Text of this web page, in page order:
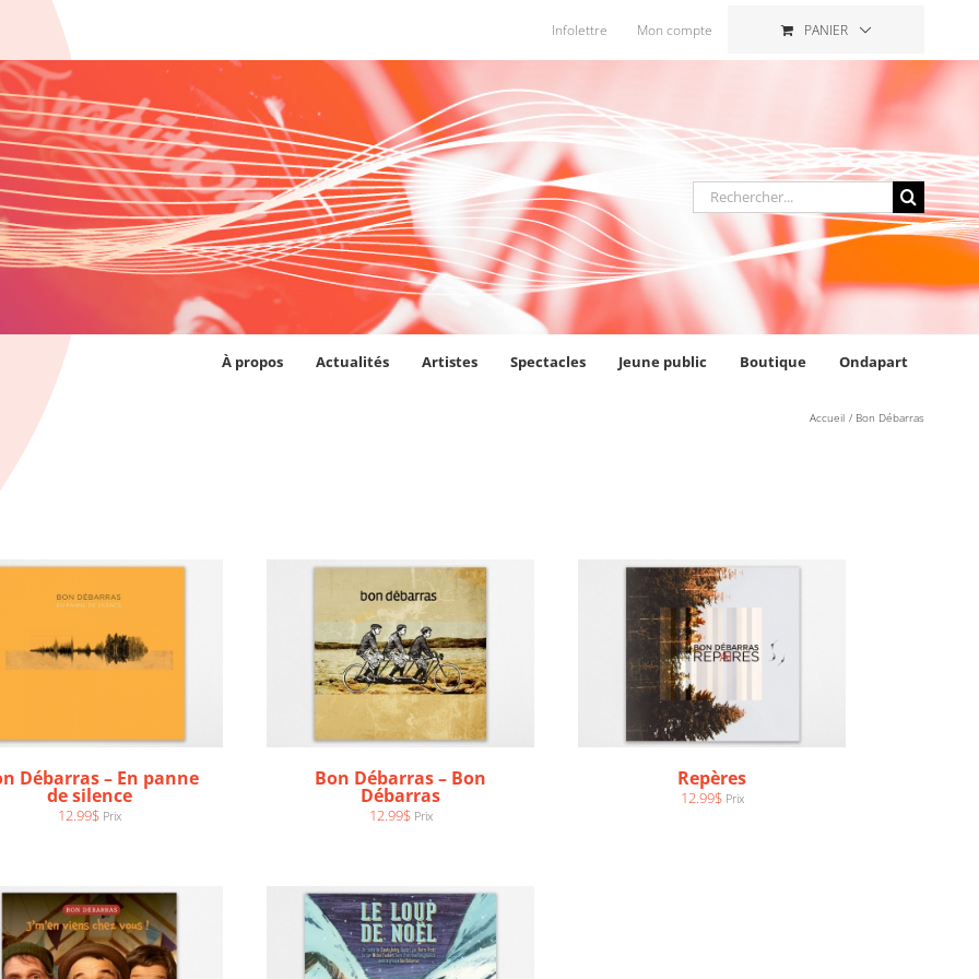
Infolettre Mon compte PANIER
Rechercher
:
À propos Actualités Artistes Spectacles Jeune public Boutique Ondapart
Accueil Bon Débarras
AJOUTER AU PANIER
Débarras – En panne
de silence
12.99$ Prix
Bon Débarras – Bon
Débarras
12.99$ Prix
Repères
12.99$ Prix
AJOUTER AU PANIER
/
DÉTAILS
AJOUTER AU PANIER
/
DÉTAILS